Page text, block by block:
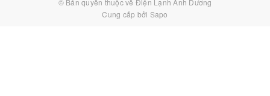
© Bản quyền thuộc về Điện Lạnh Ánh Dương
Cung cấp bởi Sapo